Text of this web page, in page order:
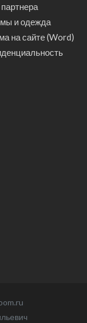
и одежда
на сайте (Word)